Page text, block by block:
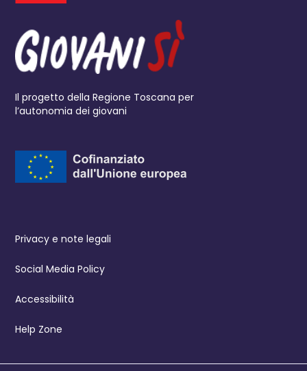
Il progetto della Regione Toscana per
l’autonomia dei giovani
Privacy e note legali
Social Media Policy
Accessibilità
Help Zone